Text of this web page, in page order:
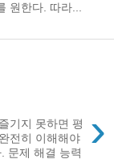
원한다. 따라...
›
기지 못하면 평
전히 이해해야
문제 해결 능력